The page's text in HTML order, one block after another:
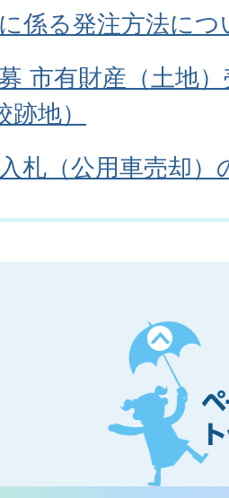
係る発注方法に
市有財産（土地
地）
札（公用車売却）
ペ
ー
ジ
ト
ッ